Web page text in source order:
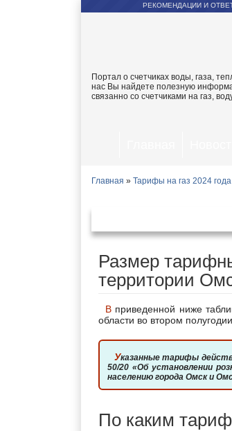
РЕКОМЕНДАЦИИ И
Портал о счетчиках воды, газа,
нас Вы найдете полезную
связанно со счетчиками на газ,
Главная » Тарифы на газ 2024
Размер
территории
В приведенной ниже таблице указаны размеры тарифных ставок на газ для всех категорий населения
области во втором
Указанные тарифы действуют с 1 июля 2024г. на основании Приказа РЭК Омской области от 07.05.2024 №
50/20 «Об установлении
населению города Омск и
По каким